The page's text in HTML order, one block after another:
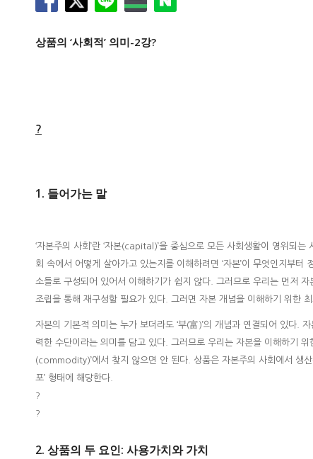
상품의 ‘사회적’ 의미-2강?
?
1. 들어가는 말
‘자본주의 사회’란 ‘자본(capital)’을 중심으로 모든 사회생활이 영위되
회 속에서 어떻게 살아가고 있는지를 이해하려면 ‘자본’이 무엇인지부
소들로 구성되어 있어서 이해하기가 쉽지 않다. 그러므로 우리는 먼저
조립을 통해 재구성할 필요가 있다. 그러면 자본 개념을 이해하기 위한
자본의 기본적 의미는 누가 보더라도 ‘부(富)’의 개념과 연결되어 있다.
력한 수단이라는 의미를 담고 있다. 그러므로 우리는 자본을 이해하기
(commodity)’에서 찾지 않으면 안 된다. 상품은 자본주의 사회에서 생
포’ 형태에 해당한다.
?
?
2. 상품의 두 요인: 사용가치와 가치